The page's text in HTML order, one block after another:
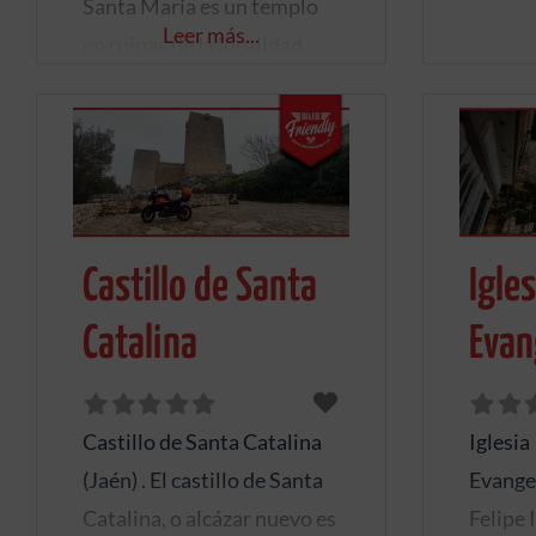
Santa María es un templo
en ruinas de la localidad
provincia de Jaén . El
arquitecto responsable de
la traza de la iglesia,
ubicada en la plaza de Santa
María, podría haber sido
Construida sobre el cauce
del río que atraviesa la
Leer más...
viene
forma
Fue
junto
María
Castillo de Santa
Catalina
Castillo de Santa Catalina
(Jaén) . El castillo de Santa
Catalina, o alcázar nuevo es
Iglesia
Felipe